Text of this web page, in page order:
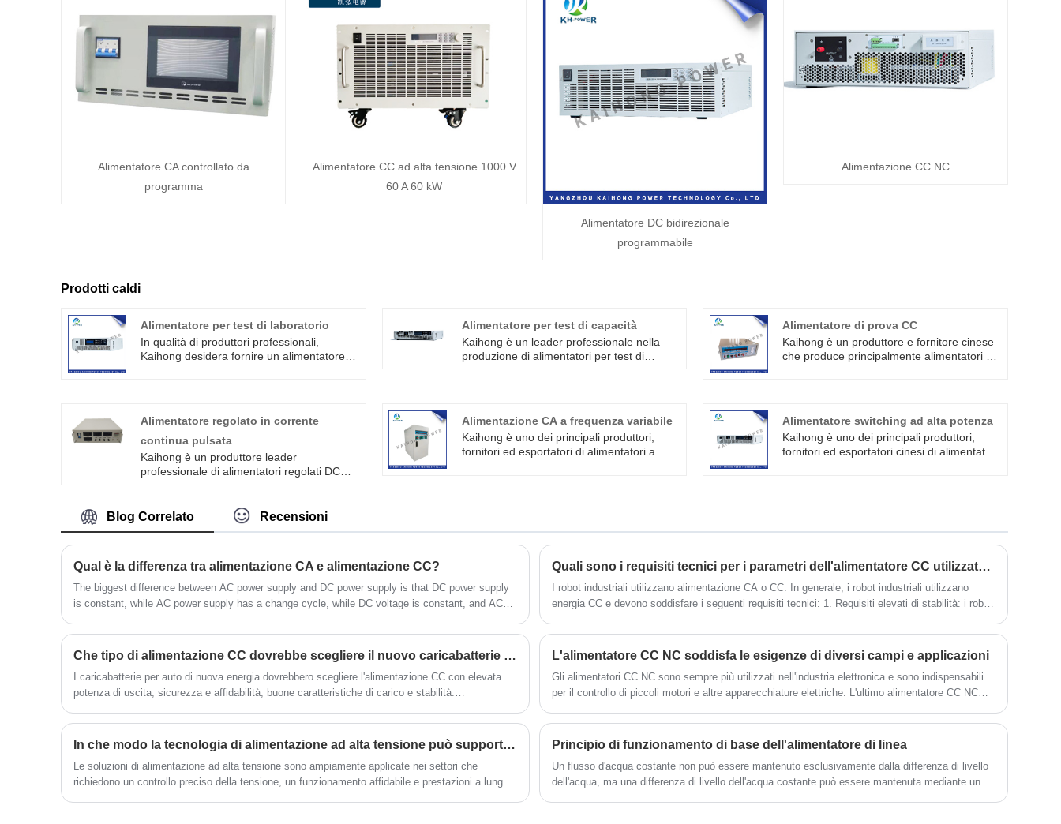
Alimentatore CA controllato da
programma
Alimentatore CC ad alta tensione 1000 V
60 A 60 kW
Alimentatore DC bidirezionale
programmabile
Alimentazione CC NC
Prodotti caldi
Alimentatore per test di laboratorio
In qualità di produttori professionali,
Kaihong desidera fornire un alimentatore
potenza e alimentatore regolabile con
interruttore ad alta frequenza.
Alimentatore per test di capacità
Kaihong è un leader professionale nella
produzione di alimentatori per test di
condensatori. Può fornire una tensione CC
stabile e regolabile, che può essere
utilizzata per testare la capacità di carico
Alimentatore di prova CC
Kaihong è un produttore e fornitore cinese
che produce principalmente alimentatori di
azionamento e il test del veicolo
nell'industria automobilistica della nuova
energia.
Alimentatore regolato in corrente
continua pulsata
Kaihong è un produttore leader
professionale di alimentatori regolati DC
tensione continua pulsata. Nel processo di
galvanica pulsata, quando la corrente viene
accesa, la polarizzazione elettrochimica
regione del catodo vengono
completamente depositati e il rivestimento
è fine e brillante. Quando la corrente viene
interrotta, gli ioni di scarica vicino alla
regione del catodo ritornano alla
della concentrazione viene eliminata.
Alimentazione CA a frequenza variabile
Kaihong è uno dei principali produttori,
fornitori ed esportatori di alimentatori a
Alimentatore switching ad alta potenza
Kaihong è uno dei principali produttori,
fornitori ed esportatori cinesi di alimentatori
circuito di protezione da surriscaldamento,
Blog Correlato Recensioni
Qual è la differenza tra alimentazione CA e alimentazione CC?
The biggest difference between AC power supply and DC power supply is that DC power supply
is constant, while AC power supply has a change cycle, while DC voltage is constant, and AC
indicate or measure an rms value.
Quali sono i requisiti tecnici per i parametri dell'alimentatore CC utilizzato dai robot industriali
I robot industriali utilizzano alimentazione CA o CC. In generale, i robot industriali utilizzano
energia CC e devono soddisfare i seguenti requisiti tecnici: 1. Requisiti elevati di stabilità: i robot
stabile.
Che tipo di alimentazione CC dovrebbe scegliere il nuovo caricabatterie per auto energetico
I caricabatterie per auto di nuova energia dovrebbero scegliere l'alimentazione CC con elevata
potenza di uscita, sicurezza e affidabilità, buone caratteristiche di carico e stabilità.
trasformatore, l'alimentatore del convertitore CC-CC e così via.
L'alimentatore CC NC soddisfa le esigenze di diversi campi e applicazioni
Gli alimentatori CC NC sono sempre più utilizzati nell'industria elettronica e sono indispensabili
per il controllo di piccoli motori e altre apparecchiature elettriche. L'ultimo alimentatore CC NC
più intuitive.
In che modo la tecnologia di alimentazione ad alta tensione può supportare la moderna innovazione industriale?
Le soluzioni di alimentazione ad alta tensione sono ampiamente applicate nei settori che
richiedono un controllo preciso della tensione, un funzionamento affidabile e prestazioni a lungo
Principio di funzionamento di base dell'alimentatore di linea
Un flusso d'acqua costante non può essere mantenuto esclusivamente dalla differenza di livello
dell'acqua, ma una differenza di livello dell'acqua costante può essere mantenuta mediante una